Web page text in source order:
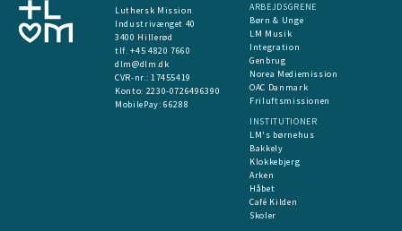
Luthersk Mission
Industrivænget 40
3400 Hillerød
tlf. +45 4820 7660
dlm@dlm.dk
CVR-nr.: 17455419
​Konto: 2230-0726496390
MobilePay:66288
ARBEJDSGRENE
Børn & Unge
LM Musik
Integration
Genbrug
Norea Mediemission
OAC Danmark
Friluftsmissionen
INSTITUTIONER
LM's børnehus
Bakkely
Klokkebjerg
Arken
Håbet
Café Kilden
Skoler